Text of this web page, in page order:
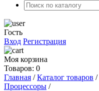
Гость
Вход Регистрация
Моя корзина
Товаров: 0
Главная /Каталог товаров /
Процессоры /